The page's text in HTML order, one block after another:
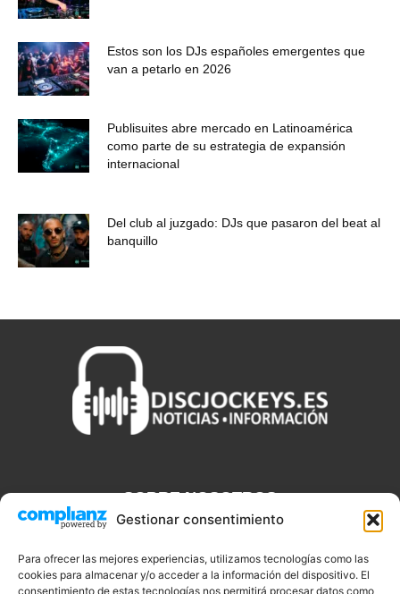
Gestionar consentimiento
Para ofrecer las mejores experiencias, utilizamos tecnologías como las
cookies para almacenar y/o acceder a la información del dispositivo. El
consentimiento de estas tecnologías nos permitirá procesar datos como
Estos son los DJs españoles emergentes que
van a petarlo en 2026
Publisuites abre mercado en Latinoamérica
como parte de su estrategia de expansión
internacional
Del club al juzgado: DJs que pasaron del beat al
banquillo
SOBRE NOSOTROS
Discjockeys.es es el portal web donde podrás conseguir todo lo
que necesitas saber sobre noticias, novedades, tecnologías y
aplicaciones que te ayudaran a ser un mejor Djs.